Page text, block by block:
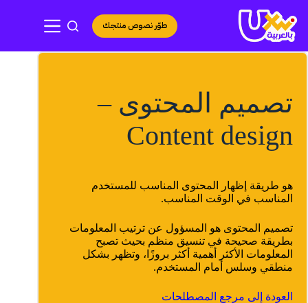
إلى
المحتوى
طوّر نصوص منتجك
تصميم المحتوى –
Content design
هو طريقة إظهار المحتوى المناسب للمستخدم
المناسب في الوقت المناسب.
تصميم المحتوى هو المسؤول عن ترتيب المعلومات
بطريقة صحيحة في تنسيق منظم بحيث تصبح
المعلومات الأكثر أهمية أكثر بروزًا، وتظهر بشكل
منطقي وسلس أمام المستخدم.
العودة إلى مرجع المصطلحات